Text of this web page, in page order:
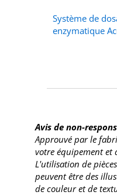
Système de
enzymatique
Avis de non-
Approuvé par le
votre équipement et
L'utilisation de
peuvent être des
de couleur et de